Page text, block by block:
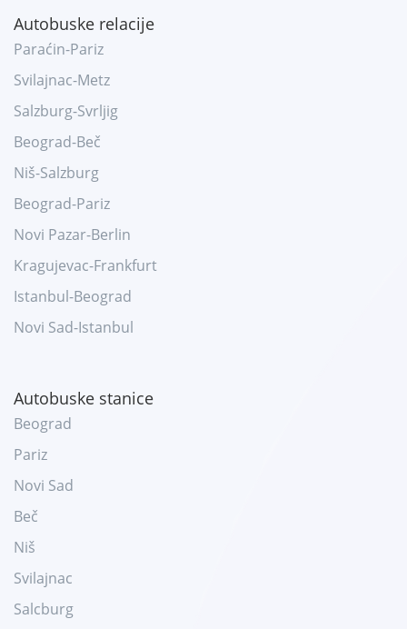
Autobuske relacije
Paraćin-Pariz
Svilajnac-Metz
Salzburg-Svrljig
Beograd-Beč
Niš-Salzburg
Beograd-Pariz
Novi Pazar-Berlin
Kragujevac-Frankfurt
Istanbul-Beograd
Novi Sad-Istanbul
Autobuske stanice
Beograd
Pariz
Novi Sad
Beč
Niš
Svilajnac
Salcburg